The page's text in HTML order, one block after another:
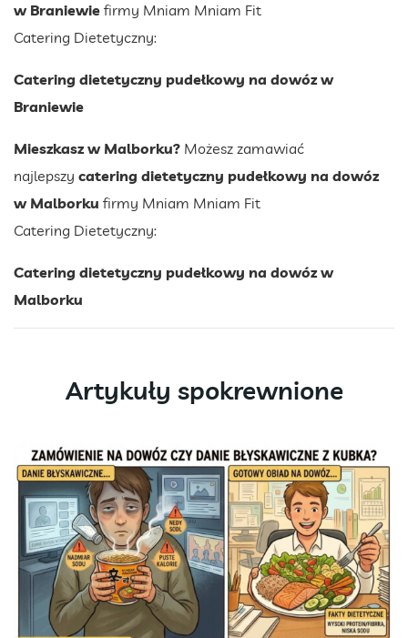
w Braniewie firmy Mniam Mniam Fit
Catering Dietetyczny:
Catering dietetyczny pudełkowy na dowóz w
Braniewie
Mieszkasz w Malborku? Możesz zamawiać
najlepszy catering dietetyczny pudełkowy na dowóz
w Malborku firmy Mniam Mniam Fit
Catering Dietetyczny:
Catering dietetyczny pudełkowy na dowóz w
Malborku
Artykuły spokrewnione